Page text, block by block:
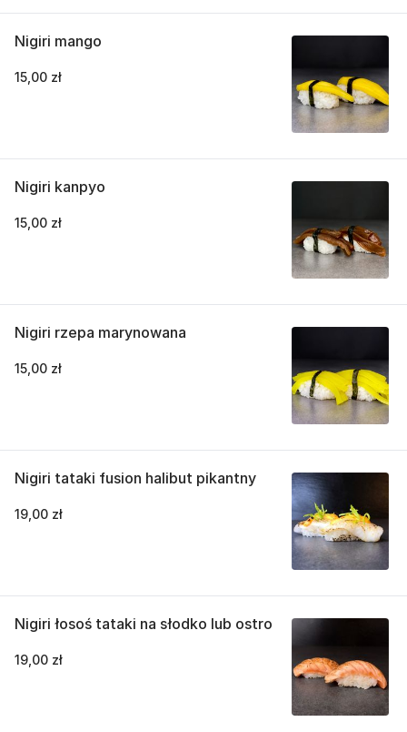
Nigiri mango
15,00 zł
Nigiri kanpyo
15,00 zł
Nigiri rzepa marynowana
15,00 zł
Nigiri tataki fusion halibut pikantny
19,00 zł
Nigiri łosoś tataki na słodko lub ostro
19,00 zł